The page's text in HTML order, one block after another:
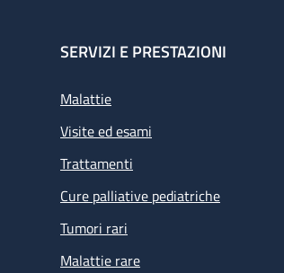
SERVIZI E PRESTAZIONI
Malattie
Visite ed esami
Trattamenti
Cure palliative pediatriche
Tumori rari
Malattie rare